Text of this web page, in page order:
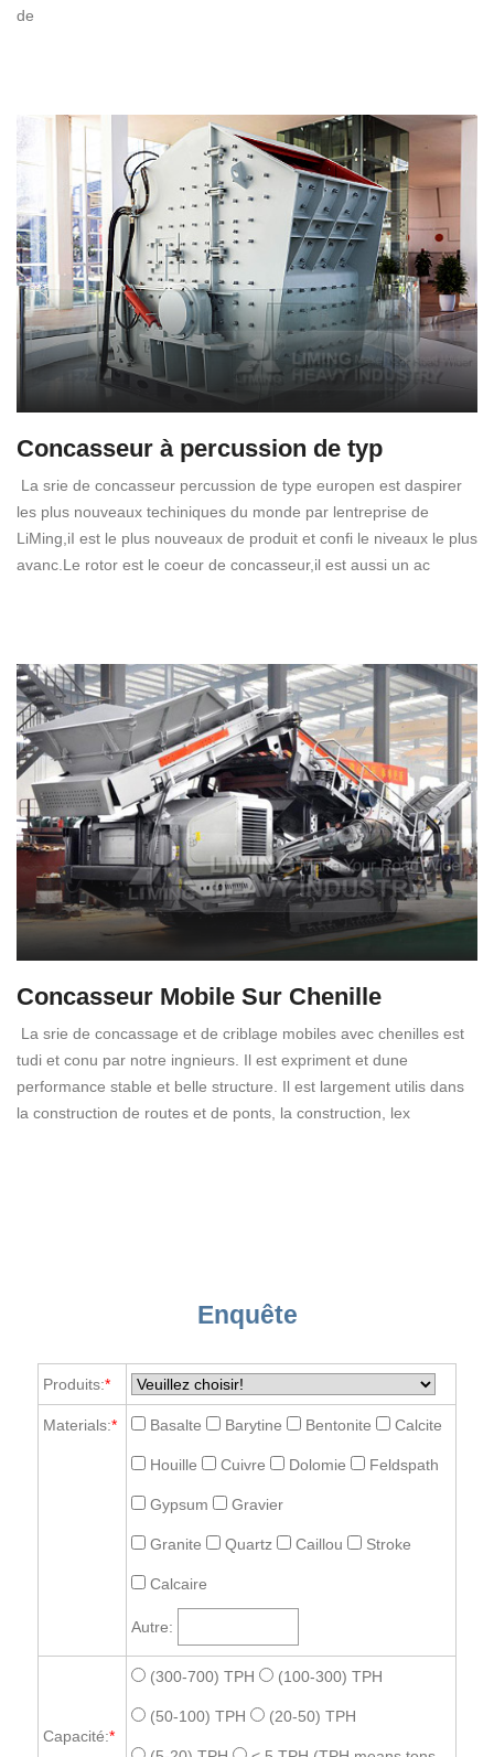
de
Concasseur à percussion de typ
La srie de concasseur percussion de type europen est daspirer
les plus nouveaux techiniques du monde par lentreprise de
LiMing,iI est le plus nouveaux de produit et confi le niveaux le plus
avanc.Le rotor est le coeur de concasseur,il est aussi un ac
Concasseur Mobile Sur Chenille
La srie de concassage et de criblage mobiles avec chenilles est
tudi et conu par notre ingnieurs. Il est expriment et dune
performance stable et belle structure. Il est largement utilis dans
la construction de routes et de ponts, la construction, lex
Enquête
Produits:*
Materials:* Basalte Barytine Bentonite Calcite
Houille Cuivre Dolomie Feldspath
Gypsum Gravier
Granite Quartz Caillou Stroke
Calcaire
Autre:
Capacité:*
(300-700) TPH (100-300) TPH
(50-100) TPH (20-50) TPH